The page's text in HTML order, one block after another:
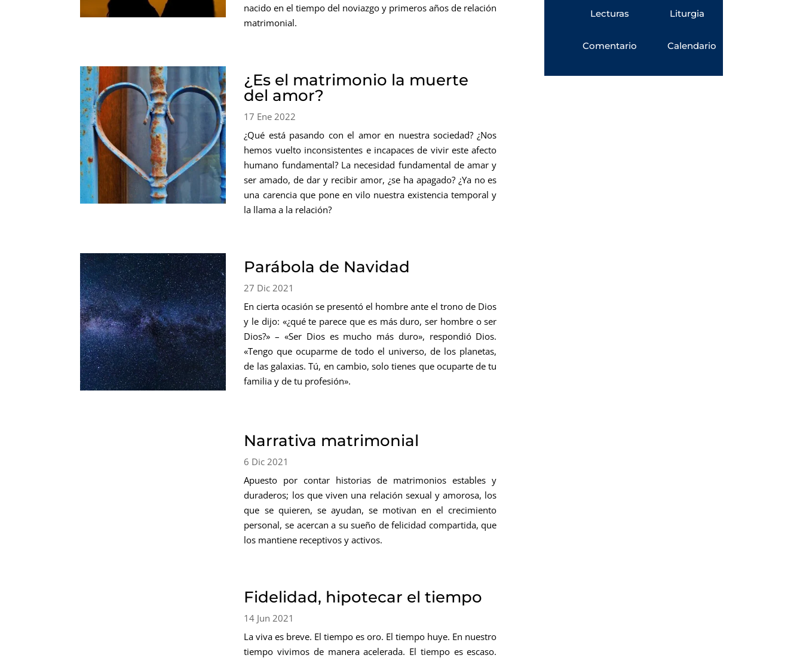
nacido en el tiempo del noviazgo y primeros años de relación
matrimonial.
¿Es el matrimonio la muerte
del amor?
17 Ene 2022
¿Qué está pasando con el amor en nuestra sociedad? ¿Nos
hemos vuelto inconsistentes e incapaces de vivir este afecto
humano fundamental? La necesidad fundamental de amar y
ser amado, de dar y recibir amor, ¿se ha apagado? ¿Ya no es
una carencia que pone en vilo nuestra existencia temporal y
la llama a la relación?
Parábola de Navidad
27 Dic 2021
En cierta ocasión se presentó el hombre ante el trono de Dios
y le dijo: «¿qué te parece que es más duro, ser hombre o ser
Dios?» – «Ser Dios es mucho más duro», respondió Dios.
«Tengo que ocuparme de todo el universo, de los planetas,
de las galaxias. Tú, en cambio, solo tienes que ocuparte de tu
familia y de tu profesión».
Narrativa matrimonial
6 Dic 2021
Apuesto por contar historias de matrimonios estables y
duraderos; los que viven una relación sexual y amorosa, los
que se quieren, se ayudan, se motivan en el crecimiento
personal, se acercan a su sueño de felicidad compartida, que
los mantiene receptivos y activos.
Fidelidad, hipotecar el tiempo
14 Jun 2021
La viva es breve. El tiempo es oro. El tiempo huye. En nuestro
tiempo vivimos de manera acelerada. El tiempo es escaso.
Lecturas
Comentario
Liturgia
Calendario